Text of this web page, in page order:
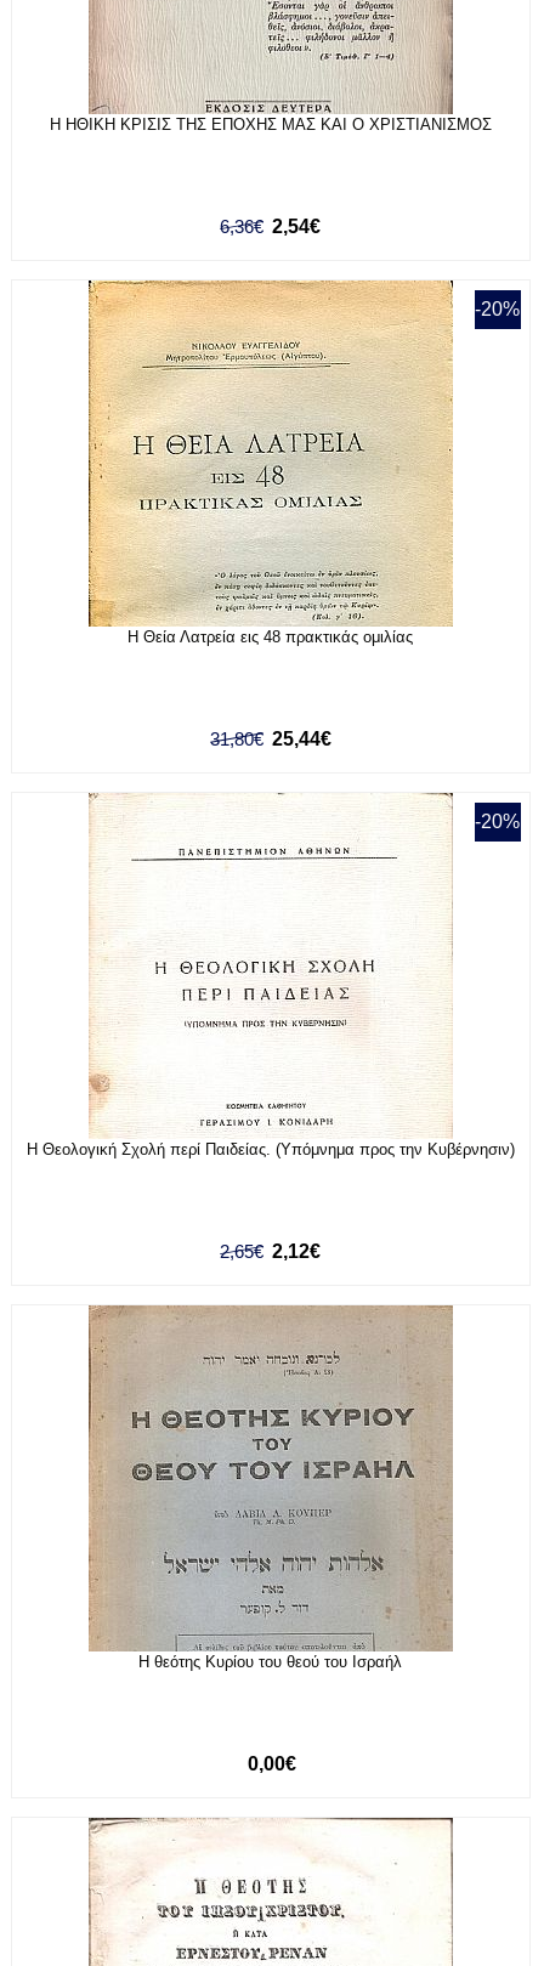
Η ΗΘΙΚΗ ΚΡΙΣΙΣ ΤΗΣ ΕΠΟΧΗΣ ΜΑΣ ΚΑΙ Ο ΧΡΙΣΤΙΑΝΙΣΜΟΣ
6,36€ 2,54€
-20%
Η Θεία Λατρεία εις 48 πρακτικάς ομιλίας
31,80€ 25,44€
-20%
Η Θεολογική Σχολή περί Παιδείας. (Υπόμνημα προς την Κυβέρνησιν)
2,65€ 2,12€
Η θεότης Κυρίου του θεού του Ισραήλ
0,00€